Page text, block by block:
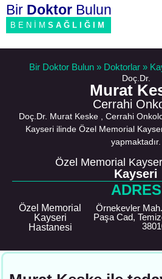
Bir Doktor Bulun
BENİM SAĞLIĞIM
Bir Doktor Bulun» Doktorlar»
Doç.Dr.
Murat
Cerrahi
Doç.Dr. Murat Keske , Cerrahi
Kayseri ilinde Özel Memorial
yapmaktadır.
Özel Memorial
Kayseri
ADRES
Özel Memorial
Kayseri
Hastanesi
Örnekevler
Paşa Cad,